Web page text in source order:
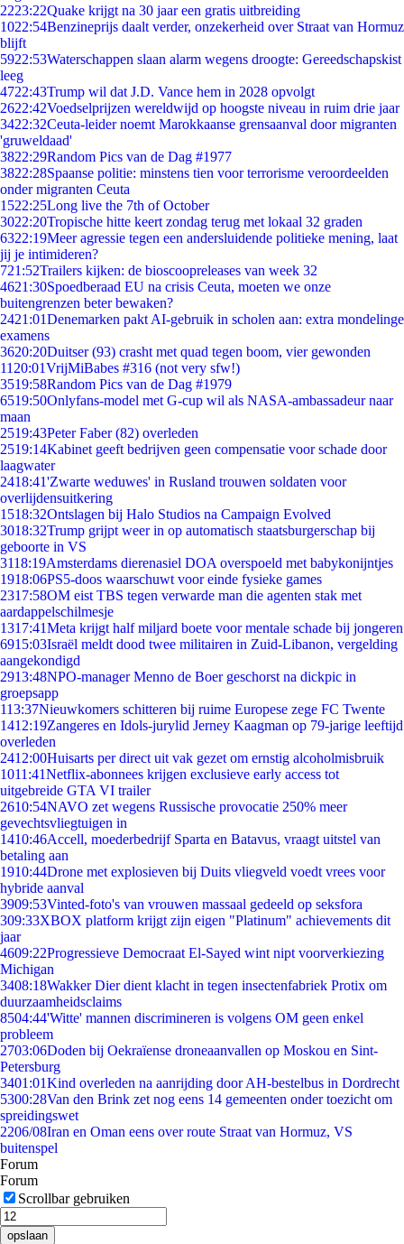
2223:22Quake krijgt na 30 jaar een gratis uitbreiding
1022:54Benzineprijs daalt verder, onzekerheid over Straat van Hormuz
blijft
5922:53Waterschappen slaan alarm wegens droogte: Gereedschapskist
leeg
4722:43Trump wil dat J.D. Vance hem in 2028 opvolgt
2622:42Voedselprijzen wereldwijd op hoogste niveau in ruim drie jaar
3422:32Ceuta-leider noemt Marokkaanse grensaanval door migranten
'gruweldaad'
3822:29Random Pics van de Dag #1977
3822:28Spaanse politie: minstens tien voor terrorisme veroordeelden
onder migranten Ceuta
1522:25Long live the 7th of October
3022:20Tropische hitte keert zondag terug met lokaal 32 graden
6322:19Meer agressie tegen een andersluidende politieke mening, laat
jij je intimideren?
721:52Trailers kijken: de bioscoopreleases van week 32
4621:30Spoedberaad EU na crisis Ceuta, moeten we onze
buitengrenzen beter bewaken?
2421:01Denemarken pakt AI-gebruik in scholen aan: extra mondelinge
examens
3620:20Duitser (93) crasht met quad tegen boom, vier gewonden
11 20:01VrijMiBabes #316 (not very sfw!)
3519:58Random Pics van de Dag #1979
6519:50Onlyfans-model met G-cup wil als NASA-ambassadeur naar
maan
2519:43Peter Faber (82) overleden
2519:14Kabinet geeft bedrijven geen compensatie voor schade door
laagwater
2418:41'Zwarte weduwes' in Rusland trouwen soldaten voor
overlijdensuitkering
1518:32Ontslagen bij Halo Studios na Campaign Evolved
3018:32Trump grijpt weer in op automatisch staatsburgerschap bij
geboorte in VS
3118:19Amsterdams dierenasiel DOA overspoeld met babykonijntjes
1918:06PS5-doos waarschuwt voor einde fysieke games
2317:58OM eist TBS tegen verwarde man die agenten stak met
aardappelschilmesje
1317:41Meta krijgt half miljard boete voor mentale schade bij jongeren
6915:03Israël meldt dood twee militairen in Zuid-Libanon, vergelding
aangekondigd
2913:48NPO-manager Menno de Boer geschorst na dickpic in
groepsapp
113:37Nieuwkomers schitteren bij ruime Europese zege FC Twente
1412:19Zangeres en Idols-jurylid Jerney Kaagman op 79-jarige leeftijd
overleden
2412:00Huisarts per direct uit vak gezet om ernstig alcoholmisbruik
1011:41Netflix-abonnees krijgen exclusieve early access tot
uitgebreide GTA VI trailer
2610:54NAVO zet wegens Russische provocatie 250% meer
gevechtsvliegtuigen in
1410:46Accell, moederbedrijf Sparta en Batavus, vraagt uitstel van
betaling aan
1910:44Drone met explosieven bij Duits vliegveld voedt vrees voor
hybride aanval
3909:53Vinted-foto's van vrouwen massaal gedeeld op seksfora
309:33XBOX platform krijgt zijn eigen "Platinum" achievements dit
jaar
4609:22Progressieve Democraat El-Sayed wint nipt voorverkiezing
Michigan
3408:18Wakker Dier dient klacht in tegen insectenfabriek Protix om
duurzaamheidsclaims
8504:44'Witte' mannen discrimineren is volgens OM geen enkel
probleem
2703:06Doden bij Oekraïense droneaanvallen op Moskou en Sint-
Petersburg
3401:01Kind overleden na aanrijding door AH-bestelbus in Dordrecht
5300:28Van den Brink zet nog eens 14 gemeenten onder toezicht om
spreidingswet
2206/08Iran en Oman eens over route Straat van Hormuz, VS
buitenspel
Forum
Forum
Scrollbar gebruiken
opslaan